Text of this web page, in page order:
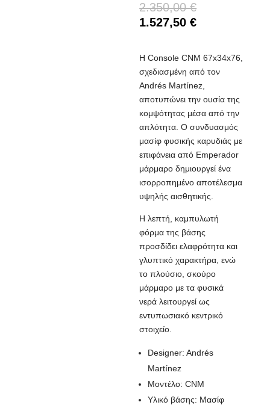
2.350,00€
1.527,50€
Η Console CNM 67x34x76,
σχεδιασμένη από τον
Andrés Martínez,
αποτυπώνει την ουσία της
κομψότητας μέσα από την
απλότητα. Ο συνδυασμός
μασίφ φυσικής καρυδιάς με
επιφάνεια από Emperador
μάρμαρο δημιουργεί ένα
ισορροπημένο αποτέλεσμα
υψηλής αισθητικής.
Η λεπτή, καμπυλωτή
φόρμα της βάσης
προσδίδει ελαφρότητα και
γλυπτικό χαρακτήρα, ενώ
το πλούσιο, σκούρο
μάρμαρο με τα φυσικά
νερά λειτουργεί ως
εντυπωσιακό κεντρικό
στοιχείο.
Designer: Andrés
Martínez
Μοντέλο: CNM
Υλικό βάσης: Μασίφ